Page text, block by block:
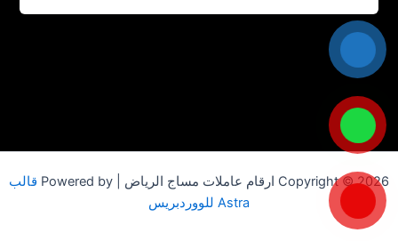
Copyright © 2026 ارقام عاملات مساج الرياض | Powered by
قالب
Astra للووردبريس